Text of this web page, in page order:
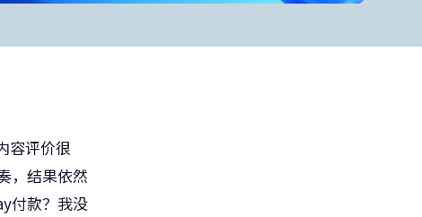
容评价很
，结果依然
付款？我没